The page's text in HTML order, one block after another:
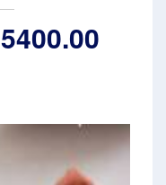
5400.00